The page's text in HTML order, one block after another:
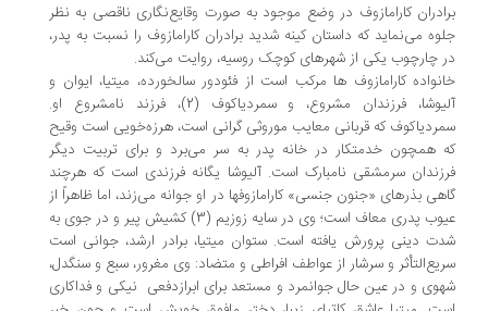
کارامازوف در وضع موجود به صورت وقایع‌نگاری ناقصی به نظر
می‌نماید که داستان کینه شدید برادران کارامازوف را نسبت به پدر،
چارچوب یکی از شهرهای کوچک روسیه، روایت می‌کند.
کارامازوف ها مرکب است از فئودور سالخورده، میتیا، ایوان و
آلیوشا، فرزندان مشروع، و سمردیاکوف (2)، فرزند نامشروع او.
که قربانی معایب موروثی گرانی است، هرزه‌خویی است وقیح
همچون خدمتکار در خانه پدر به سر می‌برد و برای تربیت دیگر
سرمشقی نامبارک است. آلیوشا یگانه فرزندی است که هرچند
بذرهای «جنون جنسی» کارامازوفها در او جوانه می‌زند، اما ظاهراً از
عیوب پدری معاف است؛ وی در سایه زوزیم (3) کشیش پیر و در جوی به
دینی پرورش یافته است. ستوان میتیا، برادر ارشد، جوانی است
و سرشار از عواطف افراطی و متضاد: وی مغرور، سبع و سنگدل،
و در عین حال جوانمرد و مستعد برای ابرازدفعی نیکی و فداکاری